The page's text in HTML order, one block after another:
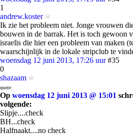
1
andrew.koster
Ik zie het probleem niet. Jonge vrouwen
bouwen in de barrak. Het is toch gewoon
israelis die hier een probleem van maken
waarschijnlijk in de lokale stripclub te
woensdag 12 juni 2013, 17:26 uur #35
0
shazaam
quote:
Op woensdag 12 juni 2013 @ 15:01
volgende:
Slipje....check
BH...check
Halfnaakt....no check